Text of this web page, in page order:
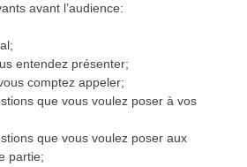
avant l’audience:
entendez présenter;
comptez appeler;
que vous voulez poser à vos
que vous voulez poser aux
partie;